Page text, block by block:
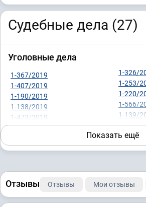
Судебные дела (27)
Уголовные дела
1-367/2019
1-407/2019
1-190/2019
1-138/2019
1-473/2019
1-135/2019
1-170/2019
1-56/2019 (1-576/2018;)
1-133/2019
1-38/2018 (1-506/2017;)
1-326/
1-253/
1-220/
1-566/
1-139/
1-254/
1-112/
1-433/
1-529/
1-481/
Показать ещё
Отзывы Отзывы Мои отзывы